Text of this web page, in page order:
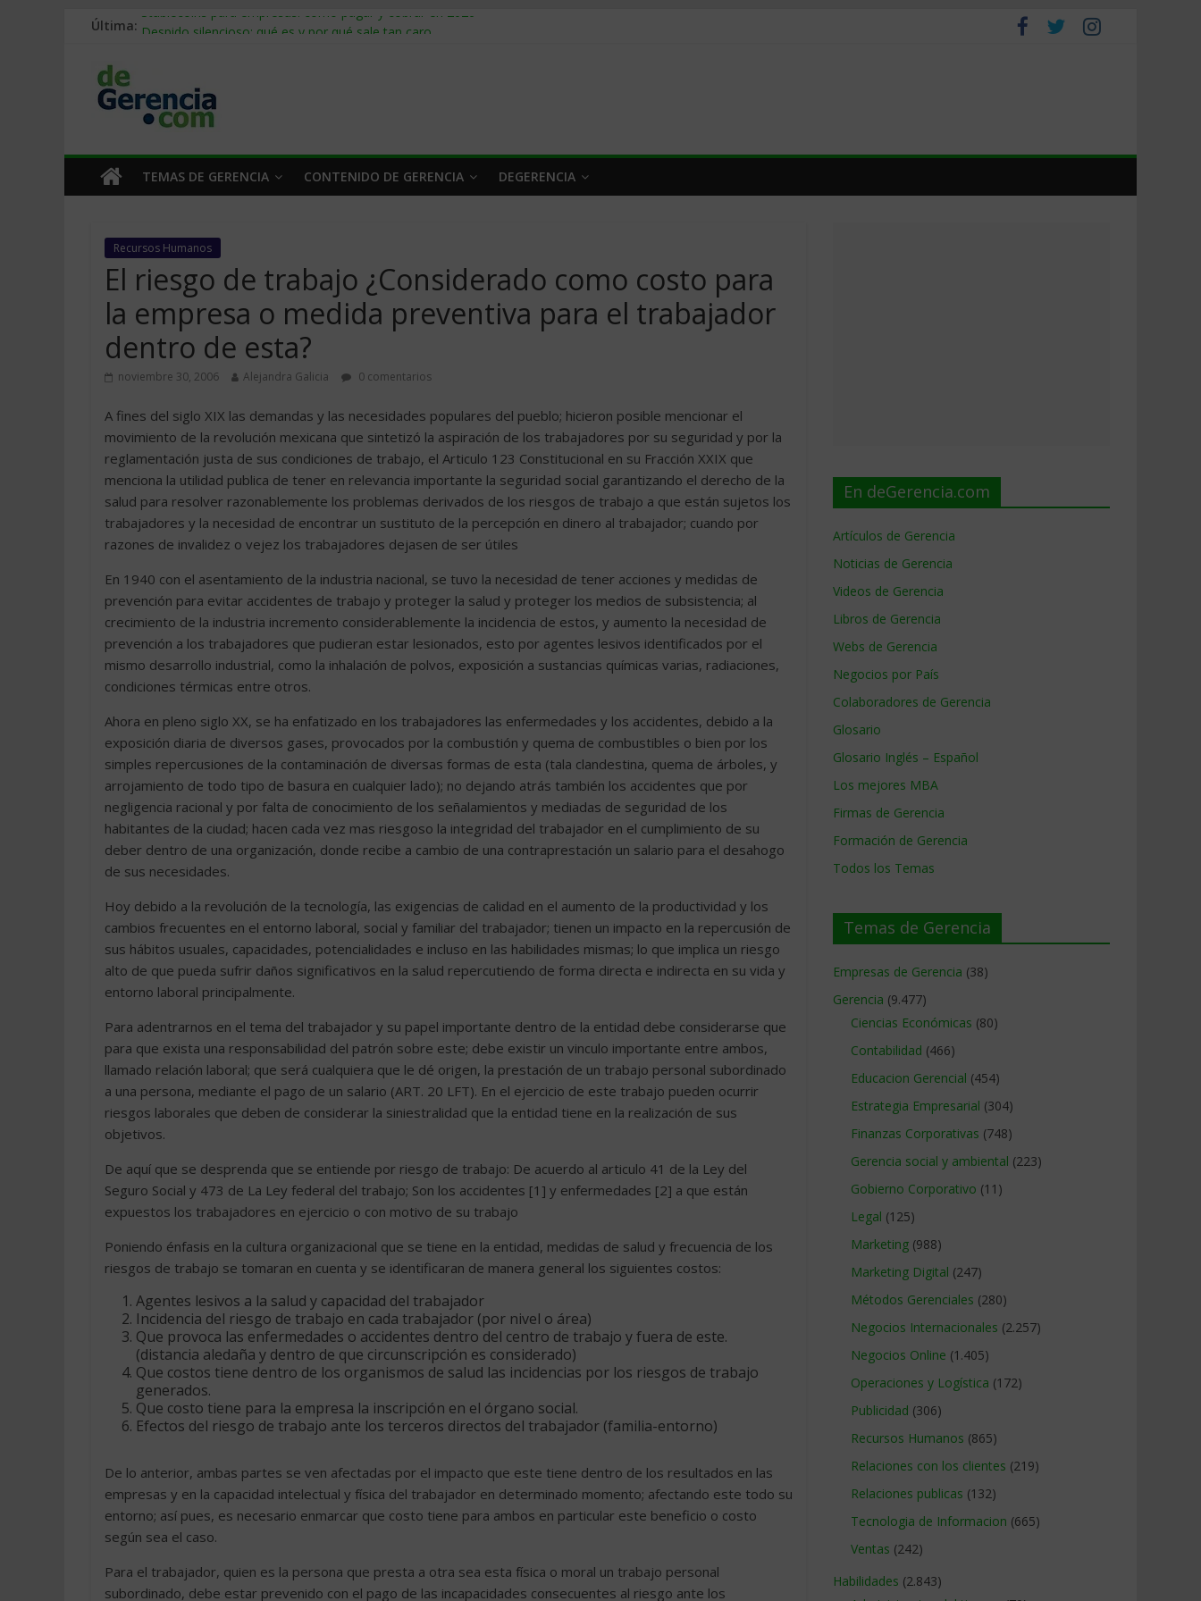
Última: Stablecoins para empresas: cómo pagar y cobrar en 2026
Trabajo forzoso en la cadena de suministro: qué hacer
Mercado hispano de EE. UU.: cómo segmentarlo y venderle
TEMAS DE GERENCIA CONTENIDO DE GERENCIA DEGERENCIA
Recursos Humanos
El riesgo de trabajo ¿Considerado como costo para
la empresa o medida preventiva para el trabajador
dentro de esta?
noviembre 30, 2006 Alejandra Galicia 0 comentarios
A fines del siglo XIX las demandas y las necesidades populares del pueblo; hicieron posible mencionar el
movimiento de la revolución mexicana que sintetizó la aspiración de los trabajadores por su seguridad y por la
reglamentación justa de sus condiciones de trabajo, el Articulo 123 Constitucional en su Fracción XXIX que
menciona la utilidad publica de tener en relevancia importante la seguridad social garantizando el derecho de la
salud para resolver razonablemente los problemas derivados de los riesgos de trabajo a que están sujetos los
trabajadores y la necesidad de encontrar un sustituto de la percepción en dinero al trabajador; cuando por
razones de invalidez o vejez los trabajadores dejasen de ser útiles
En 1940 con el asentamiento de la industria nacional, se tuvo la necesidad de tener acciones y medidas de
prevención para evitar accidentes de trabajo y proteger la salud y proteger los medios de subsistencia; al
crecimiento de la industria incremento considerablemente la incidencia de estos, y aumento la necesidad de
prevención a los trabajadores que pudieran estar lesionados, esto por agentes lesivos identificados por el
mismo desarrollo industrial, como la inhalación de polvos, exposición a sustancias químicas varias, radiaciones,
condiciones térmicas entre otros.
Ahora en pleno siglo XX, se ha enfatizado en los trabajadores las enfermedades y los accidentes, debido a la
exposición diaria de diversos gases, provocados por la combustión y quema de combustibles o bien por los
simples repercusiones de la contaminación de diversas formas de esta (tala clandestina, quema de árboles, y
arrojamiento de todo tipo de basura en cualquier lado); no dejando atrás también los accidentes que por
negligencia racional y por falta de conocimiento de los señalamientos y mediadas de seguridad de los
habitantes de la ciudad; hacen cada vez mas riesgoso la integridad del trabajador en el cumplimiento de su
deber dentro de una organización, donde recibe a cambio de una contraprestación un salario para el desahogo
de sus necesidades.
Hoy debido a la revolución de la tecnología, las exigencias de calidad en el aumento de la productividad y los
cambios frecuentes en el entorno laboral, social y familiar del trabajador; tienen un impacto en la repercusión de
sus hábitos usuales, capacidades, potencialidades e incluso en las habilidades mismas; lo que implica un riesgo
alto de que pueda sufrir daños significativos en la salud repercutiendo de forma directa e indirecta en su vida y
entorno laboral principalmente.
Para adentrarnos en el tema del trabajador y su papel importante dentro de la entidad debe considerarse que
para que exista una responsabilidad del patrón sobre este; debe existir un vinculo importante entre ambos,
llamado relación laboral; que será cualquiera que le dé origen, la prestación de un trabajo personal subordinado
a una persona, mediante el pago de un salario (ART. 20 LFT). En el ejercicio de este trabajo pueden ocurrir
riesgos laborales que deben de considerar la siniestralidad que la entidad tiene en la realización de sus
objetivos.
De aquí que se desprenda que se entiende por riesgo de trabajo: De acuerdo al articulo 41 de la Ley del
Seguro Social y 473 de La Ley federal del trabajo; Son los accidentes [1] y enfermedades [2] a que están
expuestos los trabajadores en ejercicio o con motivo de su trabajo
Poniendo énfasis en la cultura organizacional que se tiene en la entidad, medidas de salud y frecuencia de los
riesgos de trabajo se tomaran en cuenta y se identificaran de manera general los siguientes costos:
Agentes lesivos a la salud y capacidad del trabajador
Incidencia del riesgo de trabajo en cada trabajador (por nivel o área)
Que provoca las enfermedades o accidentes dentro del centro de trabajo y fuera de este.
(distancia aledaña y dentro de que circunscripción es considerado)
Que costos tiene dentro de los organismos de salud las incidencias por los riesgos de trabajo
generados.
Que costo tiene para la empresa la inscripción en el órgano social.
Efectos del riesgo de trabajo ante los terceros directos del trabajador (familia-entorno)
De lo anterior, ambas partes se ven afectadas por el impacto que este tiene dentro de los resultados en las
empresas y en la capacidad intelectual y física del trabajador en determinado momento; afectando este todo su
entorno; así pues, es necesario enmarcar que costo tiene para ambos en particular este beneficio o costo
según sea el caso.
Para el trabajador, quien es la persona que presta a otra sea esta física o moral un trabajo personal
subordinado, debe estar prevenido con el pago de las incapacidades consecuentes al riesgo ante los
En deGerencia.com
Artículos de Gerencia
Noticias de Gerencia
Videos de Gerencia
Libros de Gerencia
Webs de Gerencia
Negocios por País
Colaboradores de Gerencia
Glosario
Glosario Inglés – Español
Los mejores MBA
Firmas de Gerencia
Formación de Gerencia
Todos los Temas
Temas de Gerencia
Empresas de Gerencia (38)
Gerencia (9.477)
Ciencias Económicas (80)
Contabilidad (466)
Educacion Gerencial (454)
Estrategia Empresarial (304)
Finanzas Corporativas (748)
Gerencia social y ambiental (223)
Gobierno Corporativo (11)
Legal (125)
Marketing (988)
Marketing Digital (247)
Métodos Gerenciales (280)
Negocios Internacionales (2.257)
Negocios Online (1.405)
Operaciones y Logística (172)
Publicidad (306)
Recursos Humanos (865)
Relaciones con los clientes (219)
Relaciones publicas (132)
Tecnologia de Informacion (665)
Ventas (242)
Habilidades (2.843)